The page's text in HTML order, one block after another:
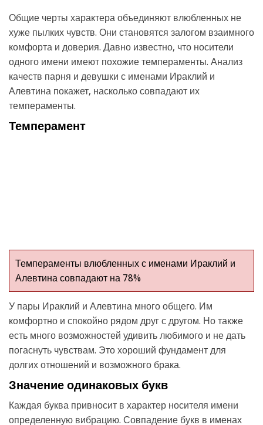
Общие черты характера объединяют влюбленных не
хуже пылких чувств. Они становятся залогом взаимного
комфорта и доверия. Давно известно, что носители
одного имени имеют похожие темпераменты. Анализ
качеств парня и девушки с именами Ираклий и
Алевтина покажет, насколько совпадают их
темпераменты.
Темперамент
Темпераменты влюбленных с именами Ираклий и
Алевтина совпадают на 78%
У пары Ираклий и Алевтина много общего. Им
комфортно и спокойно рядом друг с другом. Но также
есть много возможностей удивить любимого и не дать
погаснуть чувствам. Это хороший фундамент для
долгих отношений и возможного брака.
Значение одинаковых букв
Каждая буква привносит в характер носителя имени
определенную вибрацию. Совпадение букв в именах